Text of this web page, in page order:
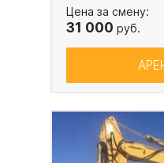
Цена за смену:
31 000 руб.